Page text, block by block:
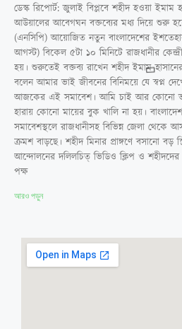
ডেস্ক রিপোর্ট: জুলাই বিপ্লবে শহীদ হওয়া ইমাম
আউয়ালের আবেগঘন বক্তব্যের মধ্য দিয়ে শুরু
(এনসিপি) আয়োজিত নতুন বাংলাদেশের
আগস্ট) বিকেল ৫টা ১০ মিনিটে রাজধানীর
হয়। শুরুতেই বক্তব্য রাখেন শহীদ ইমাম
বলেন আমার ভাই জীবনের বিনিময়ে যে স্বপ্ন
আজকের এই সমাবেশ। আমি চাই আর কোনো
হারায় কোনো মায়ের বুক খালি না হয়।
সমাবেশস্থলে রাজধানীসহ বিভিন্ন জেলা থেকে
ক্রমশ বাড়ছে। শহীদ মিনার প্রাঙ্গণে বসানো বড়
আন্দোলনের দলিলচিত্ ভিডিও ক্লিপ ও
পক্ষ
আরও পড়ুন